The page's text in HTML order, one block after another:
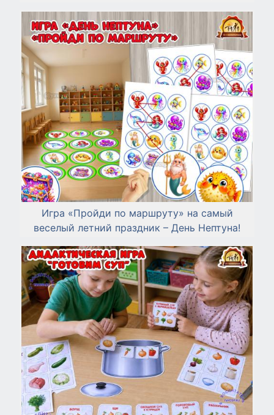
Игра «Пройди по маршруту» на самый
веселый летний праздник – День Нептуна!